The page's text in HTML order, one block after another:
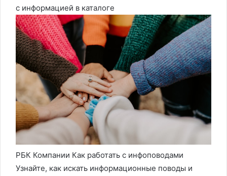
с информацией в каталоге
РБК Компании Как работать с инфоповодами
Узнайте, как искать информационные поводы и